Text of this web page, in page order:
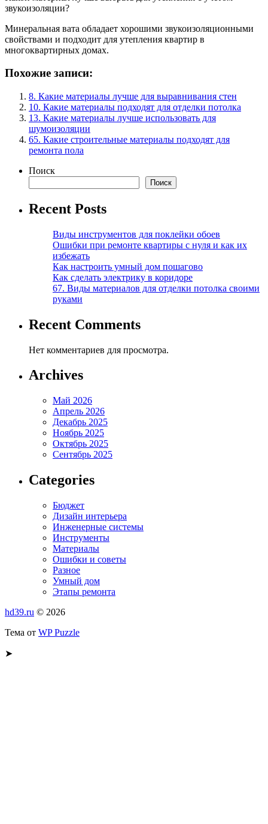
звукоизоляции?
Минеральная вата обладает хорошими звукоизоляционными
свойствами и подходит для утепления квартир в
многоквартирных домах.
Похожие записи:
8. Какие материалы лучше для выравнивания стен
10. Какие материалы подходят для отделки потолка
13. Какие материалы лучше использовать для
шумоизоляции
65. Какие строительные материалы подходят для
ремонта пола
Поиск
Поиск
Recent Posts
Виды инструментов для поклейки обоев
Ошибки при ремонте квартиры с нуля и как их
избежать
Как настроить умный дом пошагово
Как сделать электрику в коридоре
67. Виды материалов для отделки потолка своими
руками
Recent Comments
Нет комментариев для просмотра.
Archives
Май 2026
Апрель 2026
Декабрь 2025
Ноябрь 2025
Октябрь 2025
Сентябрь 2025
Categories
Бюджет
Дизайн интерьера
Инженерные системы
Инструменты
Материалы
Ошибки и советы
Разное
Умный дом
Этапы ремонта
hd39.ru © 2026
Тема от WP Puzzle
➤